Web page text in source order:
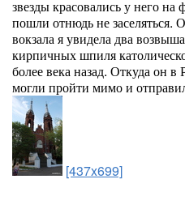
звезды красовались у него
пошли отнюдь не заселяться.
вокзала я увидела два
кирпичных шпиля
более века назад. Откуда он
могли пройти мимо и
[437x699]